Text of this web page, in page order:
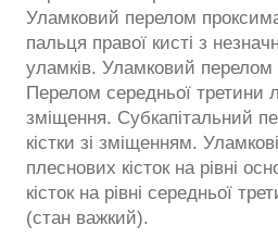
Уламковий перелом
пальця правої кисті з
уламків. Уламковий перелом
Перелом середньої третини
зміщення. Субкапітальний
кістки зі зміщенням.
плеснових кісток на рівні
кісток на рівні середньої
(стан важкий).